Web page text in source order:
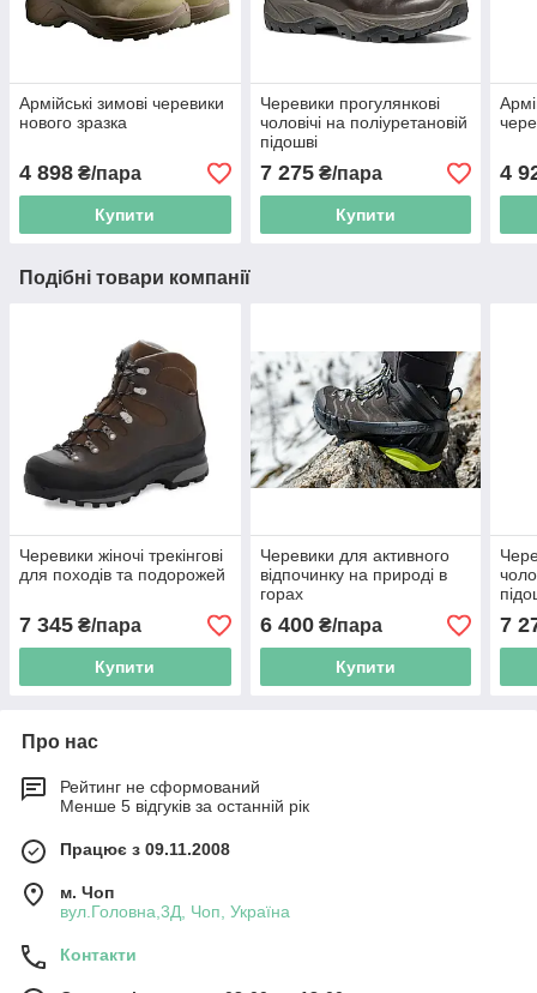
Армійські зимові черевики
нового зразка
4 898 ₴/пара
Купити
Черевики прогулянкові
чоловічі на поліуретановій
підошві
7 275₴/пара
Купити
4
Подібні товари компанії
Черевики жіночі трекінгові
для походів та подорожей
7 345 ₴/пара
Купити
Черевики для активного
відпочинку на природі в
горах
6 400₴/пара
Купити
7
Про нас
Рейтинг не сформований
Менше 5 відгуків за останній рік
Працює з 09.11.2008
м. Чоп
вул.Головна,3Д, Чоп, Україна
Контакти